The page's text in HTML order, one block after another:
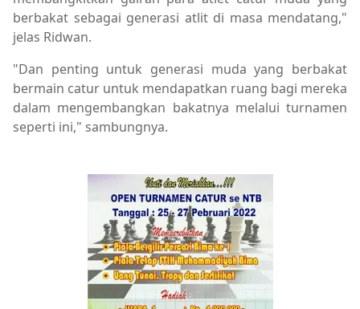
berbakat sebagai generasi atlit di masa mendatang,"
jelas Ridwan.
"Dan penting untuk generasi muda yang berbakat
bermain catur untuk mendapatkan ruang bagi mereka
dalam mengembangkan bakatnya melalui turnamen
seperti ini," sambungnya.